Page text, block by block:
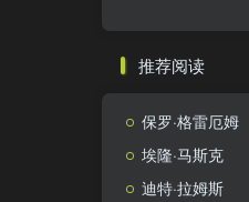
推荐阅读
保罗·格雷厄姆
埃隆·马斯克
迪特·拉姆斯